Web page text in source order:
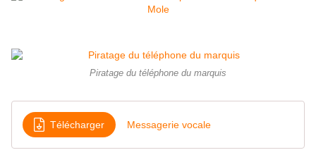
Piratage du téléphone du marquis
Télécharger Messagerie vocale